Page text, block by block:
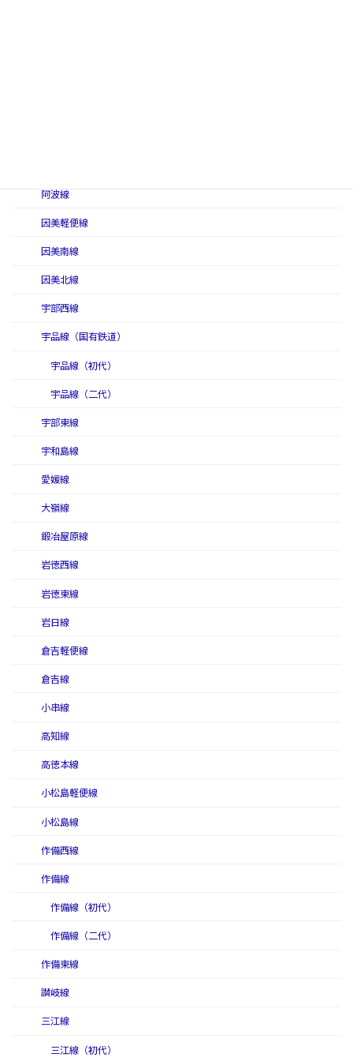
阿波線
因美軽便線
因美南線
因美北線
宇部西線
宇品線（国有鉄道）
宇品線（初代）
宇品線（二代）
宇部東線
宇和島線
愛媛線
大嶺線
鍛冶屋原線
岩徳西線
岩徳東線
岩日線
倉吉軽便線
倉吉線
小串線
高知線
高徳本線
小松島軽便線
小松島線
作備西線
作備線
作備線（初代）
作備線（二代）
作備東線
讃岐線
三江線
三江線（初代）